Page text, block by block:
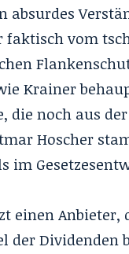
absurdes
faktisch vom
Krainer
noch aus
Hoscher
im
einen
Dividenden